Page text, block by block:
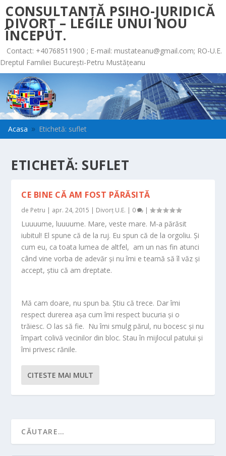
CONSULTANȚĂ PSIHO-JURIDICĂ
DIVORȚ – LEGILE UNUI NOU
ÎNCEPUT.
Contact: +40768511900 ; E-mail: mustateanu@gmail.com; RO-U.E.
Dreptul Familiei București-Petru Mustățeanu
Acasa 9 Etichetă: suflet
ETICHETĂ: SUFLET
CE BINE CĂ AM FOST PĂRĂSITĂ
de Petru | apr. 24, 2015 | Divorț U.E. | 0 |
Luuuume, luuuume. Mare, veste mare. M-a părăsit
iubitul! El spune că de la ruj. Eu spun că de la orgoliu. Și
cum eu, ca toata lumea de altfel, am un nas fin atunci
când vine vorba de adevăr și nu îmi e teamă să îl văz și
accept, știu că am dreptate.
Mă cam doare, nu spun ba. Știu că trece. Dar îmi
respect durerea așa cum îmi respect bucuria și o
trăiesc. O las să fie. Nu îmi smulg părul, nu bocesc și nu
împart colivă vecinilor din bloc. Stau în mijlocul patului și
îmi privesc rănile.
CITESTE MAI MULT